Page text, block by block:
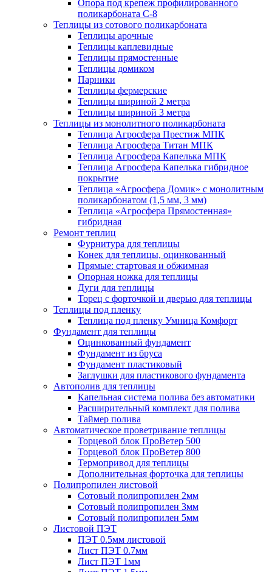
Опора под крепеж профилированного
поликарбоната С-8
Теплицы из сотового поликарбоната
Теплицы арочные
Теплицы каплевидные
Теплицы прямостенные
Теплицы домиком
Парники
Теплицы фермерские
Теплицы шириной 2 метра
Теплицы шириной 3 метра
Теплицы из монолитного поликарбоната
Теплица Агросфера Престиж МПК
Теплица Агросфера Титан МПК
Теплица Агросфера Капелька МПК
Теплица Агросфера Капелька гибридное
покрытие
Теплица «Агросфера Домик» с монолитным
поликарбонатом (1,5 мм, 3 мм)
Теплица «Агросфера Прямостенная»
гибридная
Ремонт теплиц
Фурнитура для теплицы
Конек для теплицы, оцинкованный
Прямые: стартовая и обжимная
Опорная ножка для теплицы
Дуги для теплицы
Торец с форточкой и дверью для теплицы
Теплицы под пленку
Теплица под пленку Умница Комфорт
Фундамент для теплицы
Оцинкованный фундамент
Фундамент из бруса
Фундамент пластиковый
Заглушки для пластикового фундамента
Автополив для теплицы
Капельная система полива без автоматики
Расширительный комплект для полива
Таймер полива
Автоматическое проветривание теплицы
Торцевой блок ПроВетер 500
Торцевой блок ПроВетер 800
Термопривод для теплицы
Дополнительная форточка для теплицы
Полипропилен листовой
Сотовый полипропилен 2мм
Сотовый полипропилен 3мм
Сотовый полипропилен 5мм
Листовой ПЭТ
ПЭТ 0.5мм листовой
Лист ПЭТ 0.7мм
Лист ПЭТ 1мм